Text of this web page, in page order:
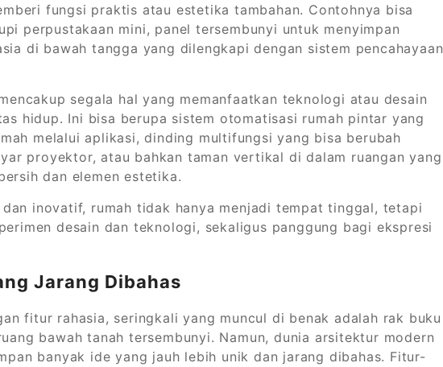
fungsi praktis atau estetika tambahan. Contohnya bisa
perpustakaan mini, panel tersembunyi untuk menyimpan
di bawah tangga yang dilengkapi dengan sistem pencahayaan
segala hal yang memanfaatkan teknologi atau desain
hidup. Ini bisa berupa sistem otomatisasi rumah pintar yang
melalui aplikasi, dinding multifungsi yang bisa berubah
proyektor, atau bahkan taman vertikal di dalam ruangan yang
dan elemen estetika.
inovatif, rumah tidak hanya menjadi tempat tinggal, tetapi
desain dan teknologi, sekaligus panggung bagi ekspresi
Jarang Dibahas
fitur rahasia, seringkali yang muncul di benak adalah rak buku
bawah tanah tersembunyi. Namun, dunia arsitektur modern
banyak ide yang jauh lebih unik dan jarang dibahas. Fitur-